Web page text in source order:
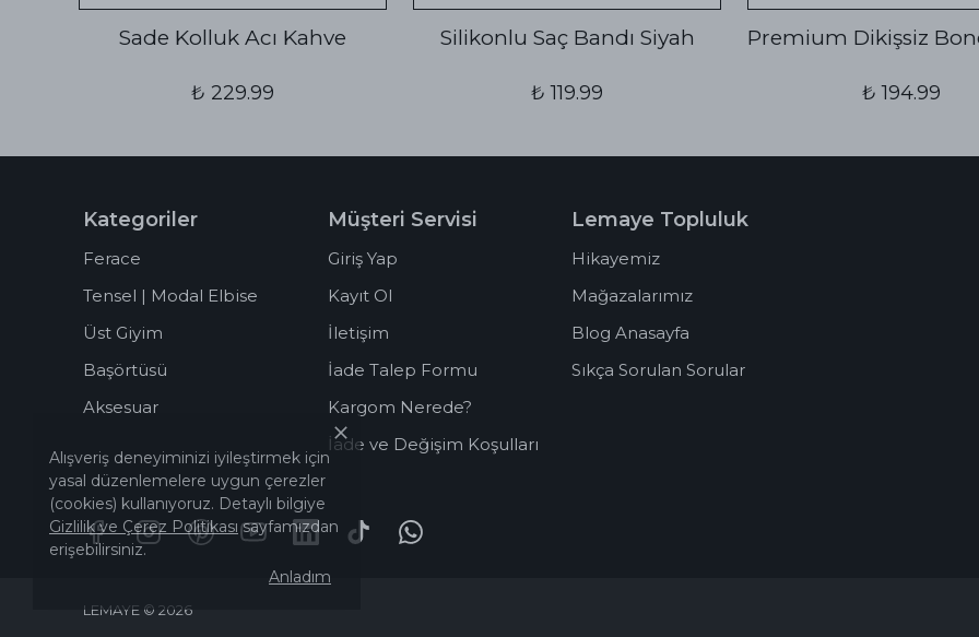
Alışveriş deneyiminizi iyileştirmek için
yasal düzenlemelere uygun çerezler
(cookies) kullanıyoruz. Detaylı bilgiye
Gizlilik ve Çerez Politikasısayfamızdan
erişebilirsiniz.
Anladım
Sade Kolluk Acı Kahve
₺ 229.99
Silikonlu Saç Bandı Siyah
₺ 119.99
Premium Dikişsiz
₺ 194.99
Kategoriler
Ferace
Tensel | Modal Elbise
Üst Giyim
Başörtüsü
Aksesuar
Müşteri Servisi
Giriş Yap
Kayıt Ol
İletişim
İade Talep Formu
Kargom Nerede?
İade ve Değişim Koşulları
Lemaye Topluluk
Hikayemiz
Mağazalarımız
Blog Anasayfa
Sıkça Sorulan Sorular
LEMAYE © 2026